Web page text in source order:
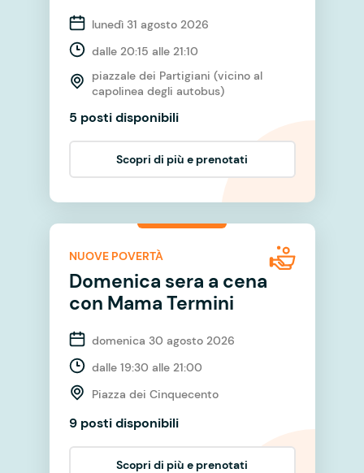
lunedì 31 agosto 2026
dalle 20:15 alle 21:10
piazzale dei Partigiani (vicino al
capolinea degli autobus)
5 posti disponibili
Scopri di più e prenotati
NUOVE POVERTÀ
Domenica sera a cena
con Mama Termini
domenica 30 agosto 2026
dalle 19:30 alle 21:00
Piazza dei Cinquecento
9 posti disponibili
Scopri di più e prenotati